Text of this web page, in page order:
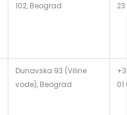
102, Beograd
23
Dunavska 93 (Viline
vode), Beograd
01